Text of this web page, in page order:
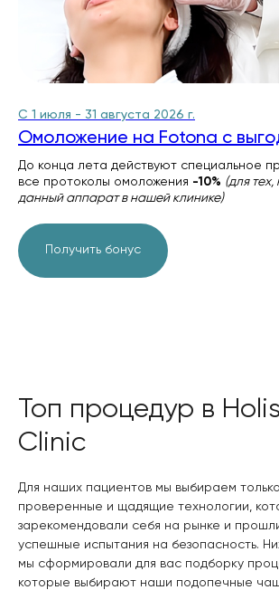
С 1 июля - 31 августа 2026 г.
Омоложение на Fotona c
До конца лета действуют специальное
все протоколы омоложения -10% (для
данный аппарат в нашей клинике)
Получить бонус
Топ процедур в
Clinic
Для наших пациентов мы выбираем только
проверенные и щадящие технологии,
зарекомендовали себя на рынке и
успешные испытания на безопасность.
мы сформировали для вас подборку
которые выбирают наши подопечные